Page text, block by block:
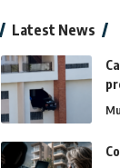
Latest News